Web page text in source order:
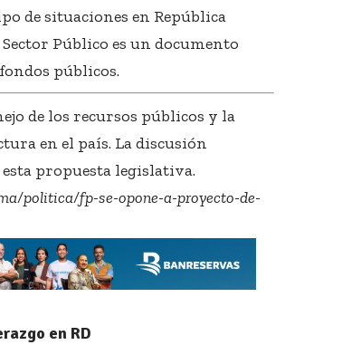
de situaciones en República
Público es un documento
públicos.
de los recursos públicos y la
en el país. La discusión
propuesta legislativa.
politica/fp-se-opone-a-proyecto-de-
en RD